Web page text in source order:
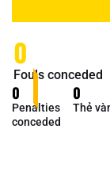
0
Fouls conceded
0
Penalties
conceded
0
Thẻ